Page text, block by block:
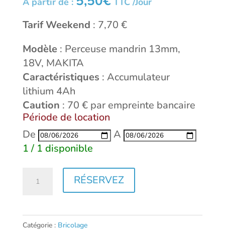
Tarif Weekend : 7,70 €
Modèle : Perceuse mandrin 13mm,
18V, MAKITA
Caractéristiques : Accumulateur
lithium 4Ah
Caution : 70 € par empreinte bancaire
Période de location
De
A
1 / 1 disponible
18V
mandrin
RÉSERVEZ
Catégorie : Bricolage